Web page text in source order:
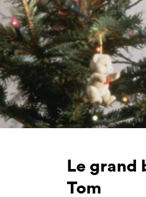
Le grand
Tom